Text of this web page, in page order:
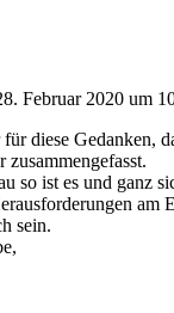
Februar 2020 um
diese Gedanken,
zusammengefasst.
so ist es und ganz
am
sein.